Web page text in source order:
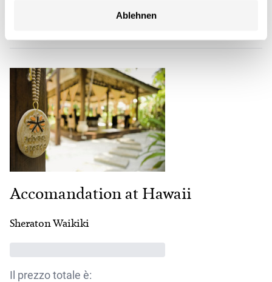
Ablehnen
Regala un contributo
Accomandation at Hawaii
Sheraton Waikiki
Il prezzo totale è: